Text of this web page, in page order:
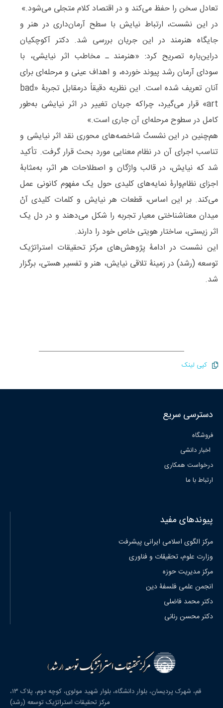
تعادل سخن را حفظ می‌کند و در اقتصاد کلام متجلی می‌شود.»
در این نشست، ارتباط نیایش با سطح آرمان‌داری در هنر و
جایگاه هنرمند در این جریان بررسی شد. دکتر آکوچکیان
دراین‌باره تصریح کرد: «هنرمند ـ مخاطب اثر نیایشی، با
سودای آرمان رشد پیوند خورده، و اهداف عینی و مرحله‌ای برای
آنان تعریف شده ‌است. این نظریه دقیقاً درمقابل تجربۀ «bad
art» قرار می‌گیرد، چراکه جریان تغییر در اثر نیایشی به‌طور
کامل در سطوح مرحله‌ای آن جاری است.»
هم‌چنین در این نشستْ شاخصه‌های محوری نقد اثر نیایشی و
تناسب اجرای آن در نظام معنایی مورد بحث قرار گرفت. تأکید
شد که نیایش، در قالب واژگان و اصطلاحات هر اثر، به‌مثابۀ
اجزای نظام‌وارۀ نمایه‌های کلیدی حول یک مفهوم کانونی عمل
می‌کند. بر این اساس، قطعات هر نیایش و کلمات کلیدی آنْ
میدان معناشناختی معیار تجربه را شکل می‌دهند و در دل یک
اثر زیستی، ساختار هویتی خاص خود را دارند.
این نشست در ادامۀ پژوهش‌های مرکز تحقیقات استراتژیک
توسعه (رشد) در زمینۀ تلاقی نیایش، هنر و تفسیر هستی، برگزار
شد.
کپی لینک
دسترسی سریع
فروشگاه
اخبار دانشی
درخواست همکاری
ارتباط با ما
پیوندهای مفید
مرکز الگوی اسلامی ایرانی پیشرفت
وزارت علوم، تحقیقات و فناوری
مرکز مدیریت حوزه
انجمن علمی فلسفۀ دین
دکتر محمد فاضلی
دکتر محسن رنانی
قم، شهرک پردیسان، بلوار دانشگاه، بلوار شهید مولوی، کوچه دوم، پلاک ۱۳،
مرکز تحقیقات استراتژیک توسعه (رشد)